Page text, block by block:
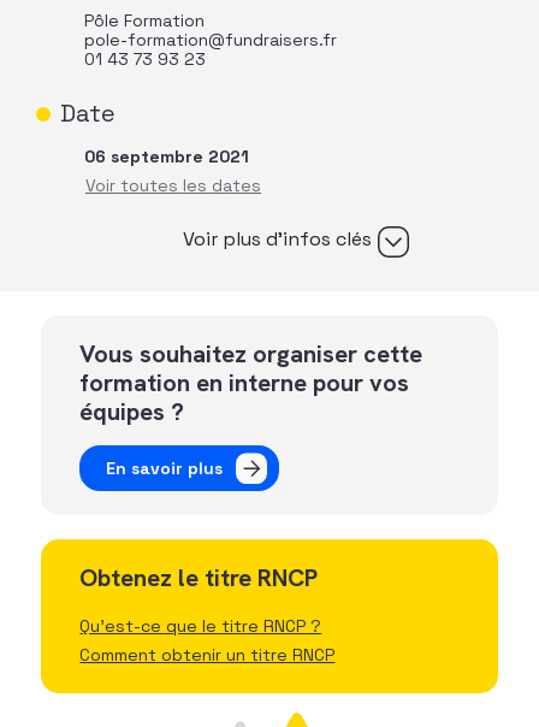
Pôle Formation
pole-formation@fundraisers.fr
01 43 73 93 23
Date
06 septembre 2021
Voir plus d’infos clés
Vous souhaitez organiser cette
formation en interne pour vos
équipes ?
En savoir plus
Obtenez le titre RNCP
Qu'est-ce que le titre RNCP ?
Comment obtenir un titre RNCP